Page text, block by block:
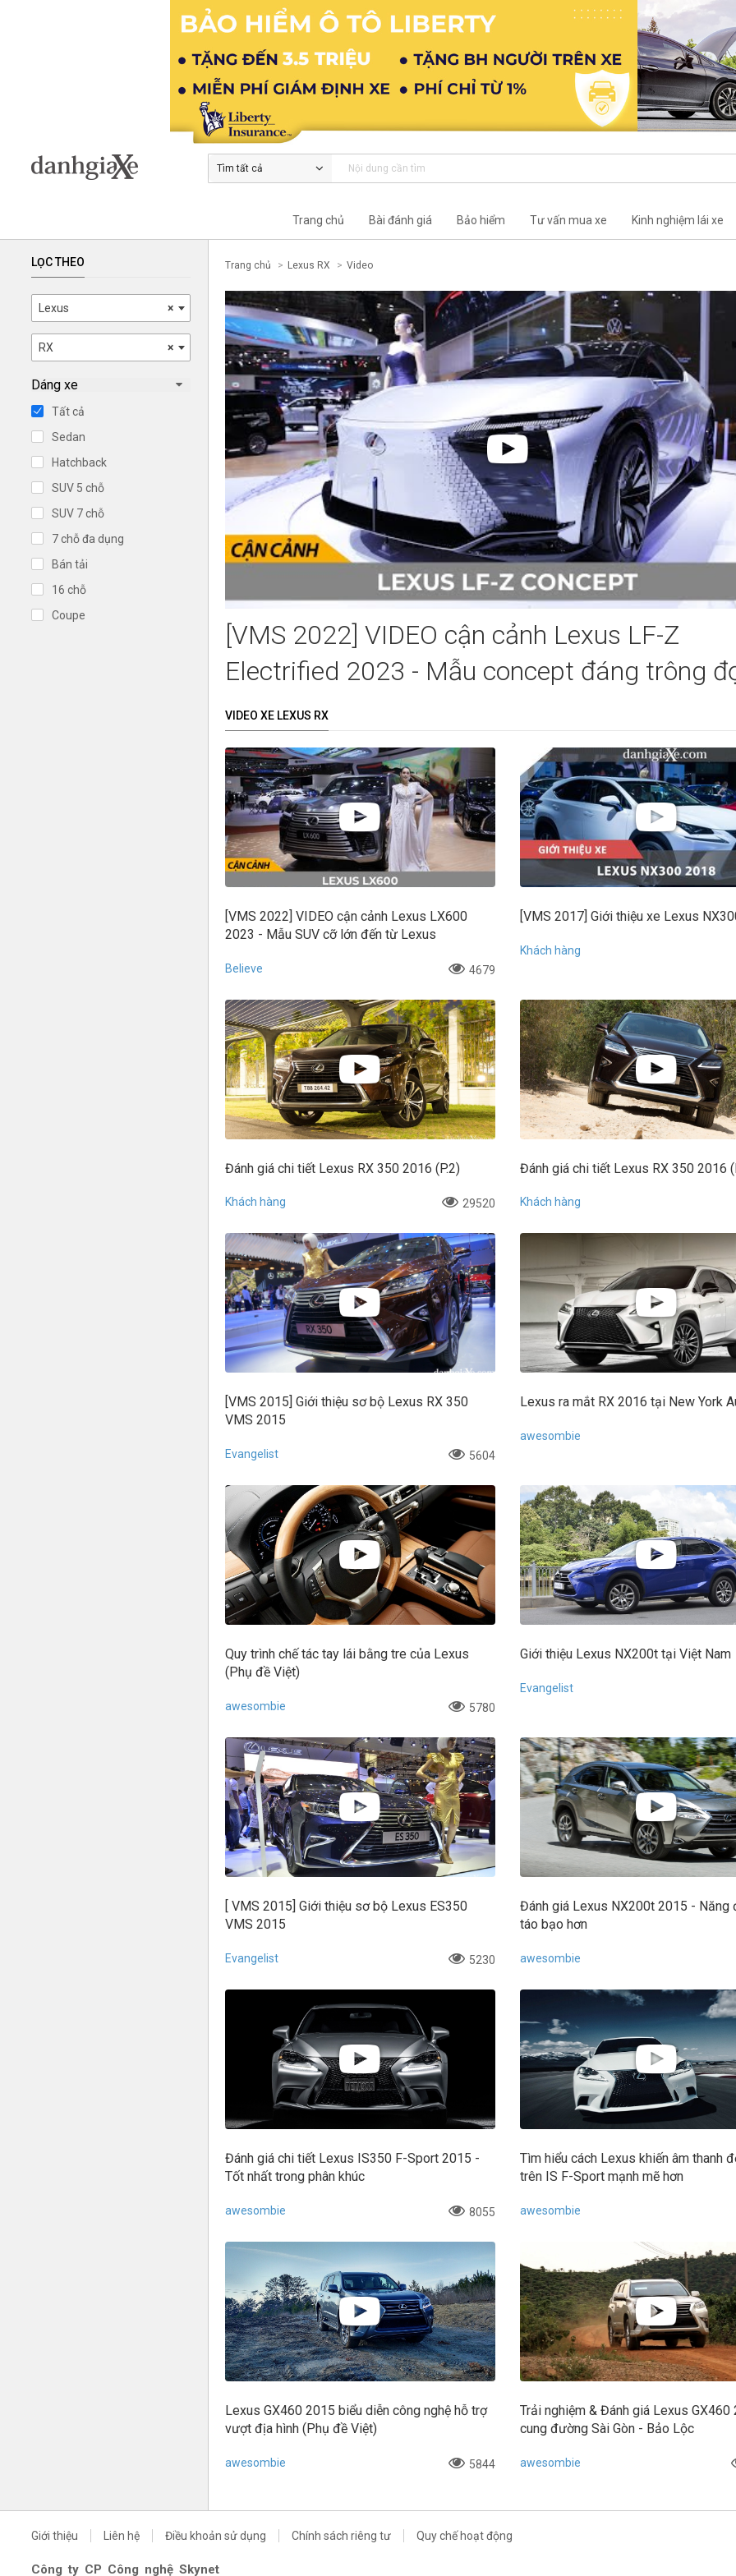
Tìm tất cả
Trang chủ Bài đánh giá Bảo hiểm Tư vấn mua xe Kinh nghiệm lái xe
LỌC THEO
×
Lexus
×
RX
Dáng xe
Tất cả
Sedan
Hatchback
SUV 5 chỗ
SUV 7 chỗ
7 chỗ đa dụng
Bán tải
16 chỗ
Coupe
Trang chủ Lexus RX Video
[VMS 2022] VIDEO cận cảnh Lexus LF-Z
Electrified 2023 - Mẫu concept đáng trông
VIDEO XE LEXUS RX
[VMS 2022] VIDEO cận cảnh Lexus LX600
2023 - Mẫu SUV cỡ lớn đến từ Lexus
Believe 4679
[VMS 2017] Giới thiệu xe Lexus
Khách hàng
Đánh giá chi tiết Lexus RX 350 2016 (P.2)
Khách hàng 29520
Đánh giá chi tiết Lexus RX 350 2016
Khách hàng
[VMS 2015] Giới thiệu sơ bộ Lexus RX 350
VMS 2015
Evangelist 5604
Lexus ra mắt RX 2016 tại New York
awesombie
Quy trình chế tác tay lái bằng tre của Lexus
(Phụ đề Việt)
awesombie 5780
Giới thiệu Lexus NX200t tại Việt Nam
Evangelist
[ VMS 2015] Giới thiệu sơ bộ Lexus ES350
VMS 2015
Evangelist 5230
Đánh giá Lexus NX200t 2015 - Năng
táo bạo hơn
awesombie
Đánh giá chi tiết Lexus IS350 F-Sport 2015 -
Tốt nhất trong phân khúc
awesombie 8055
Tìm hiểu cách Lexus khiến âm thanh
trên IS F-Sport mạnh mẽ hơn
awesombie
Lexus GX460 2015 biểu diễn công nghệ hỗ trợ
vượt địa hình (Phụ đề Việt)
awesombie 5844
Trải nghiệm & Đánh giá Lexus GX460
cung đường Sài Gòn - Bảo Lộc
awesombie
Giới thiệu Liên hệ Điều khoản sử dụng Chính sách riêng tư Quy chế hoạt động
Công ty CP Công nghệ Skynet